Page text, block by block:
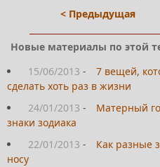
< Предыдущая
Новые материалы по этой
15/06/2013 -
7 вещей,
сделать хоть раз в жизни
24/01/2013 -
Матерный
знаки зодиака
22/01/2013 -
Как разные
носу